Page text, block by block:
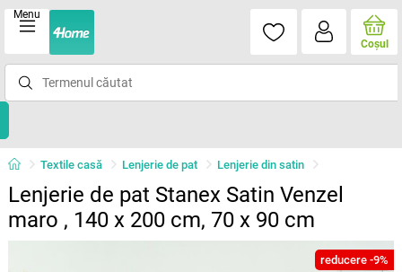
Menu
Coşul
Textile casă Lenjerie de pat Lenjerie din satin
Lenjerie de pat Stanex Satin Venzel
maro , 140 x 200 cm, 70 x 90 cm
reducere -9%